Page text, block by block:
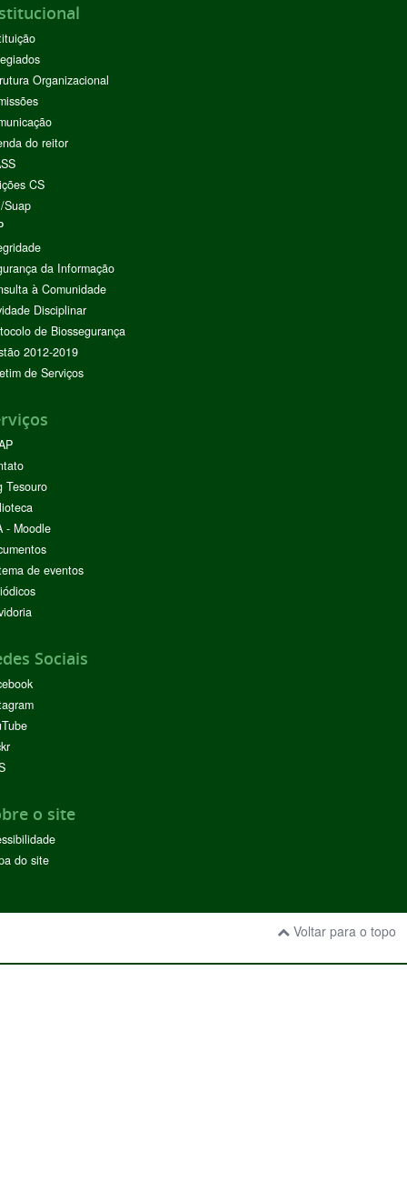
Organizacional
do reitor
CS
Suap
da Informação
à Comunidade
Disciplinar
de Biossegurança
2012-2019
de Serviços
Tesouro
- Moodle
de eventos
Sociais
o site
do site
Voltar para o topo